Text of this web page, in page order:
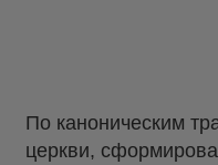
По каноническим
церкви,